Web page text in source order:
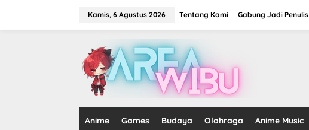
Kamis, 6 Agustus 2026 Tentang Kami Gabung Jadi Penulis
Anime Games Budaya Olahraga Anime Music